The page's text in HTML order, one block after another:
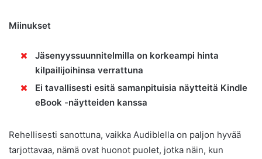
Miinukset
Jäsenyyssuunnitelmilla on korkeampi hinta
kilpailijoihinsa verrattuna
Ei tavallisesti esitä samanpituisia näytteitä Kindle
eBook -näytteiden kanssa
Rehellisesti sanottuna, vaikka Audiblella on paljon hyvää
tarjottavaa, nämä ovat huonot puolet, jotka näin, kun